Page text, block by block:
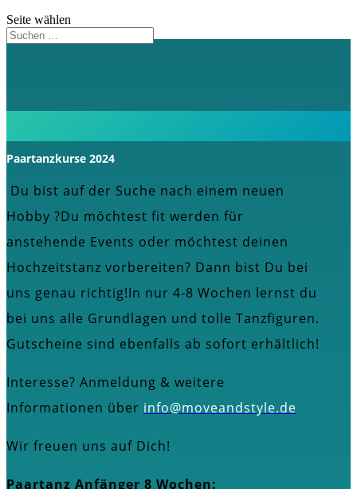
Seite wählen
Paartanzkurse 2024
Du bist auf der Suche nach einem neuen
Hobby ?Du möchtest fit werden für
anstehende Events oder möchtest deinen
Hochzeitstanz vorbereiten? Dann bist Du bei
uns genau richtig!In nur 4-8 Wochen lernst du
bei uns alle Grundlagen und tolle Tanzfiguren.
Gutscheine sind ebenfalls ab sofort erhältlich!
Interesse? Anmeldung & weitere
Informationen über info@moveandstyle.de
Wir freuen uns auf Dich!
Paartanz Anfänger 8 Wochen: